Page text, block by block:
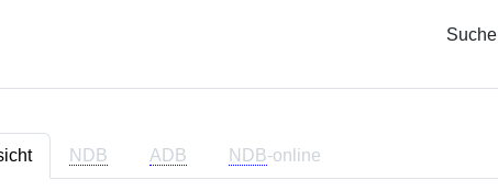
Suche
NDB ADB NDB-online